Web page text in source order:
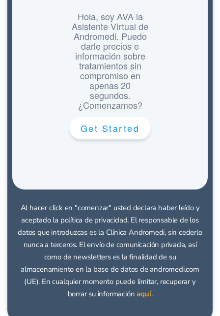
Al hacer click en "comenzar" usted declara haber leído y
aceptado la política de privacidad. El responsable de los
datos que introduzcas es la Clínica Andromedi, sin cederlo
nunca a terceros. El envío de comunicación privada, así
como de newsletters es la finalidad de su
almacenamiento en la base de datos de andromedi.com
(UE). En cualquier momento puede limitar, recuperar y
borrar su informaciónaquí.